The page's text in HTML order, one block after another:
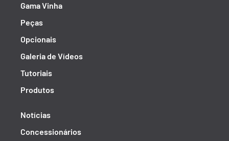
Gama Vinha
Peças
Opcionais
Galeria de Vídeos
Tutoriais
Produtos
Notícias
Concessionários